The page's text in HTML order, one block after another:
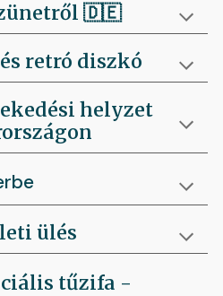
🇩🇪
retró diszkó
helyzet
ülés
tűzifa -